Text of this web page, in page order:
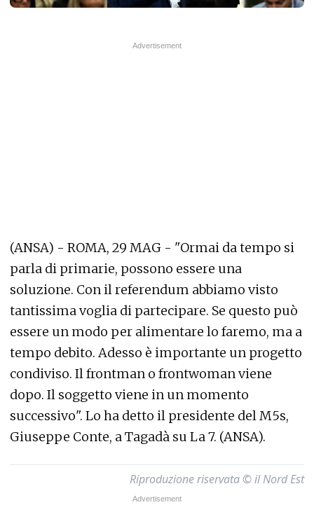
(ANSA) - ROMA, 29 MAG - "Ormai da tempo si
parla di primarie, possono essere una
soluzione. Con il referendum abbiamo visto
tantissima voglia di partecipare. Se questo può
essere un modo per alimentare lo faremo, ma a
tempo debito. Adesso è importante un progetto
condiviso. Il frontman o frontwoman viene
dopo. Il soggetto viene in un momento
successivo". Lo ha detto il presidente del M5s,
Giuseppe Conte, a Tagadà su La 7. (ANSA).
Riproduzione riservata © il Nord Est